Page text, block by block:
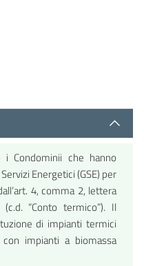
i Condominii che hanno
Energetici (GSE) per
4, comma 2, lettera
“Conto termico”). Il
di impianti termici
impianti a biomassa